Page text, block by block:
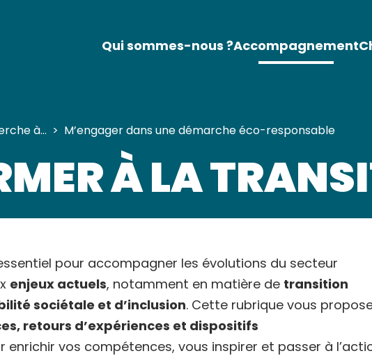
Qui sommes-nous ?Accompagnement
à… > M’engager dans une démarche éco-responsable
À LA
pour accompagner les évolutions du secteur
enjeux actuels, notamment en matière de transition
sociétale et d’inclusion. Cette rubrique vous
retours d’expériences et dispositifs
enrichir vos compétences, vous inspirer et passer à